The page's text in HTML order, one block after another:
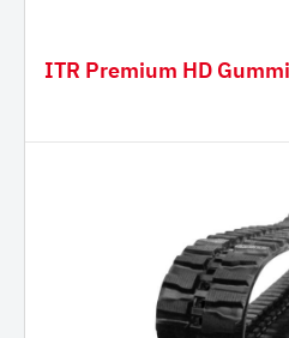
ITR Premium HD